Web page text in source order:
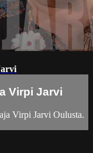
Virpi Jarvi
Virpi Jarvi Oulusta.